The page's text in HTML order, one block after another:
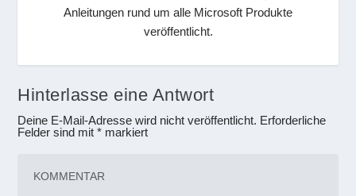
Anleitungen rund um alle Microsoft Produkte
veröffentlicht.
Hinterlasse eine Antwort
Deine E-Mail-Adresse wird nicht veröffentlicht. Erforderliche
Felder sind mit* markiert